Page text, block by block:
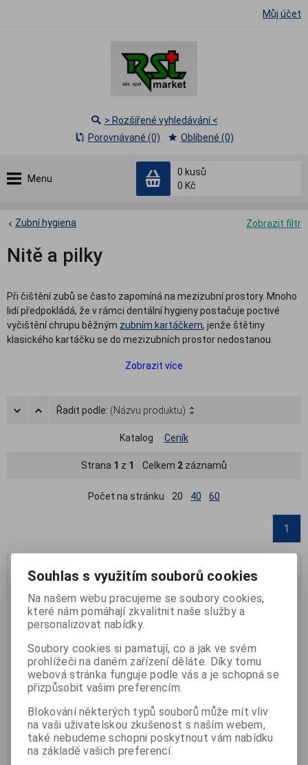
Můj účet
Menu
0 kusů
0 Kč
> Rozšířené vyhledávání <
Porovnávané (0)
Oblíbené (0)
Zobrazit filtr
Zubní hygiena
Nitě a pilky
Při čištění zubů se často zapomíná na mezizubní prostory. Mnoho
lidí předpokládá, že v rámci dentální hygieny postačuje poctivé
vyčištění chrupu běžným zubním kartáčkem, jenže štětiny
klasického kartáčku se do mezizubních prostor nedostanou.
tvoří zubní kaz. S čištěním mezizubních prostor nám kromě
je kartáček krátký. Jsou efektivní a nezbytnou pomůckou také u
náhrad nebo pod zubním můstkem.
V naší nabídce naleznete zubní nitě, dentální nitě pod můstek,
a mezizubní prostory od osvědčených značek
Zobrazit více
Řadit podle: (Názvu produktu)
Katalog Ceník
Strana 1 z 1 Celkem 2 záznamů
Počet na stránku 20 40 60
1
Dentální nit Oral-B Super floss
Výrobce:PROCTER & GAMBLE
Katalogové číslo:H-017369
Záruka (měsíců): 24
skladem
Nit zubní TEPE Bridge implant
floss
Výrobce:TePe
Katalogové číslo:
Souhlas s využitím souborů cookies
Na našem webu pracujeme se soubory cookies,
které nám pomáhají zkvalitnit naše služby a
personalizovat nabídky.
Soubory cookies si pamatují, co a jak ve svém
prohlížeči na daném zařízení děláte. Díky tomu
webová stránka funguje podle vás a je schopná se
přizpůsobit vašim preferencím.
Blokování některých typů souborů může mít vliv
na vaši uživatelskou zkušenost s naším webem,
také nebudeme schopni poskytnout vám nabídku
na základě vašich preferencí.